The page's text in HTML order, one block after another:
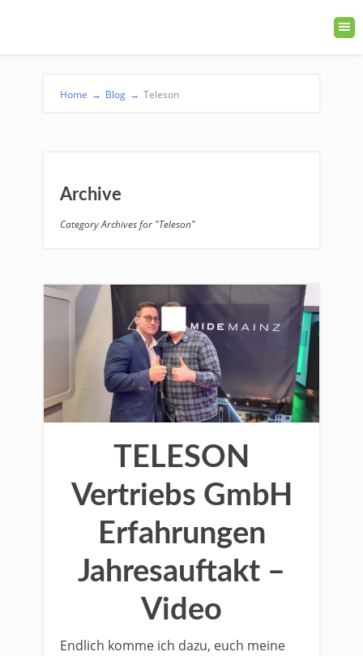
Home → Blog → Teleson
Archive
Category Archives for "Teleson"
TELESON
Vertriebs GmbH
Erfahrungen
Jahresauftakt –
Video
Endlich komme ich dazu, euch meine